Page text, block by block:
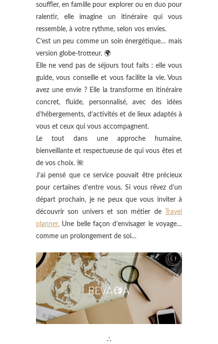
souffler, en famille pour explorer ou en duo pour
ralentir, elle imagine un itinéraire qui vous
ressemble, à votre rythme, selon vos envies.
C’est un peu comme un soin énergétique… mais
version globe-trotteur. 🌍
Elle ne vend pas de séjours tout faits : elle vous
guide, vous conseille et vous facilite la vie. Vous
avez une envie ? Elle la transforme en itinéraire
concret, fluide, personnalisé, avec des idées
d’hébergements, d’activités et de lieux adaptés à
vous et ceux qui vous accompagnent.
Le tout dans une approche humaine,
bienveillante et respectueuse de qui vous êtes et
de vos choix. 🌺
J’ai pensé que ce service pouvait être précieux
pour certaines d’entre vous. Si vous rêvez d’un
départ prochain, je ne peux que vous inviter à
découvrir son univers et son métier de
Travel
planner. Une belle façon d’envisager le voyage…
comme un prolongement de soi…
∴